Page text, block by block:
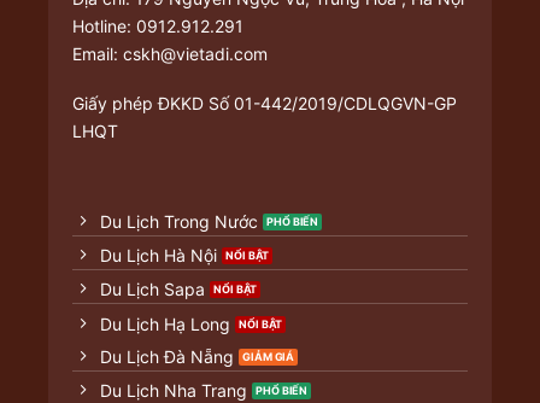
Hotline: 0912.912.291
Email: cskh@vietadi.com
Giấy phép ĐKKD Số 01-442/2019/CDLQGVN-GP
LHQT
Du Lịch Trong Nước
Du Lịch Hà Nội
Du Lịch Sapa
Du Lịch Hạ Long
Du Lịch Đà Nẵng
Du Lịch Nha Trang